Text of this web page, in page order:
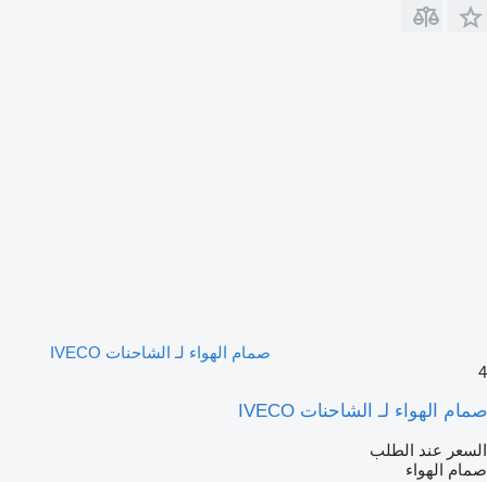
صمام الهواء لـ الشاحنات IVECO
4
صمام الهواء لـ الشاحنات IVECO
السعر عند الطلب
صمام الهواء